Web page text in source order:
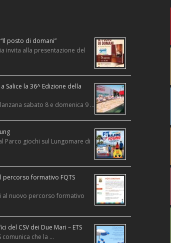
posto di domani”
invita alla presentazione del
Salice la 36^ Edizione della
sabato 8 e domenica 9 …
Parco giochi sul Lungomare di
formativo FQTS
al nuovo percorso formativo
del CSV dei Due Mari – ETS
comunica che la …